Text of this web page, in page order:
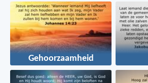
Gehoorzaamheid